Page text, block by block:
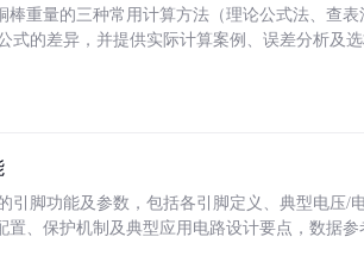
棒重量的三种常用计算方法（理论公式法、查
式的差异，并提供实际计算案例、误差分析及
引脚功能及参数，包括各引脚定义、典型电压/
置、保护机制及典型应用电路设计要点，数据